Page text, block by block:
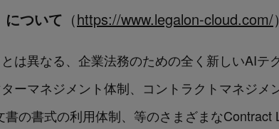
ついて （https://www.legalon-cloud.com/）
は異なる、企業法務のための全く新しいAIテ
ーマネジメント体制、コントラクトマネジメ
の書式の利用体制、等のさまざまなContract